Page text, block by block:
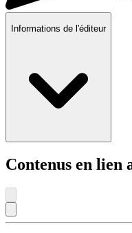
Informations de l'éditeur
Contenus en lien